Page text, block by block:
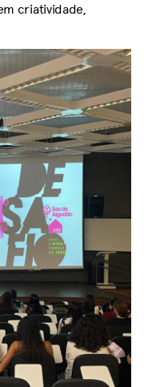
criatividade,